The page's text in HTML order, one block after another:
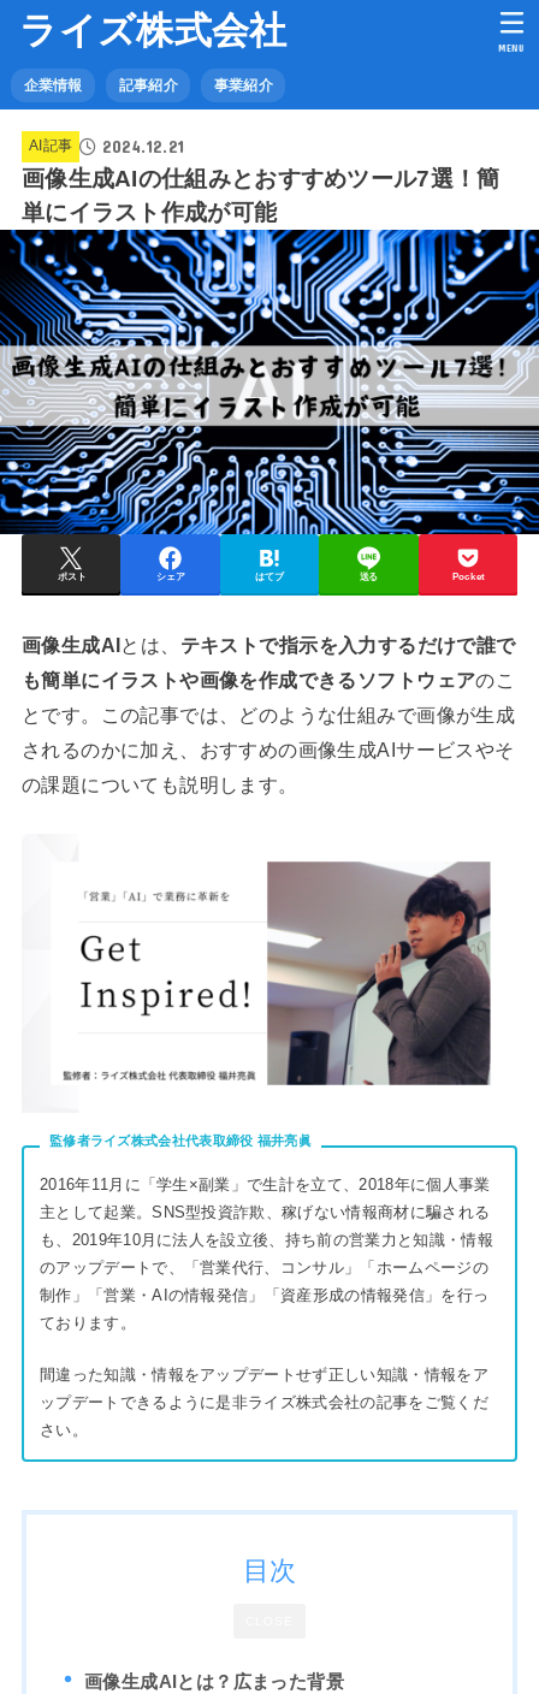
ライズ株式会社
企業情報 記事紹介 事業紹介
MENU
AI記事 2024.12.21
画像生成AIの仕組みとおすすめツール7選！簡
単にイラスト作成が可能
ポスト シェア はてブ 送る Pocket
画像生成AIとは、 テキストで指示を入力するだけで誰で
も簡単にイラストや画像を作成できるソフトウェアのこ
とです。この記事では、どのような仕組みで画像が生成
されるのかに加え、おすすめの画像生成AIサービスやそ
の課題についても説明します。
監修者ライズ株式会社代表取締役 福井亮眞
2016年11月に「学生×副業」で生計を立て、2018年に個人事業
主として起業。SNS型投資詐欺、稼げない情報商材に騙される
も、2019年10月に法人を設立後、持ち前の営業力と知識・情報
のアップデートで、「営業代行、コンサル」「ホームページの
制作」「営業・AIの情報発信」「資産形成の情報発信」を行っ
ております。
間違った知識・情報をアップデートせず正しい知識・情報をア
ップデートできるように是非ライズ株式会社の記事をご覧くだ
さい。
目次
画像生成AIとは？広まった背景